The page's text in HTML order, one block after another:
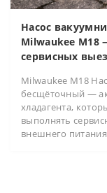
Насос
Milwaukee M18
сервисных
Milwaukee M18
бесщёточный —
хладагента,
выполнять
внешнего